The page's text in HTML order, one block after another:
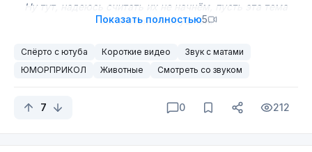
Ну тут, надеюсь считать их не начнём, пусть эта тема
останется пикабушной.
Показать полностью5
Спёрто с ютуба Короткие видео
Звук с матами
ЮМОРПРИКОЛ
Животные Смотреть со звуком
7 0 212